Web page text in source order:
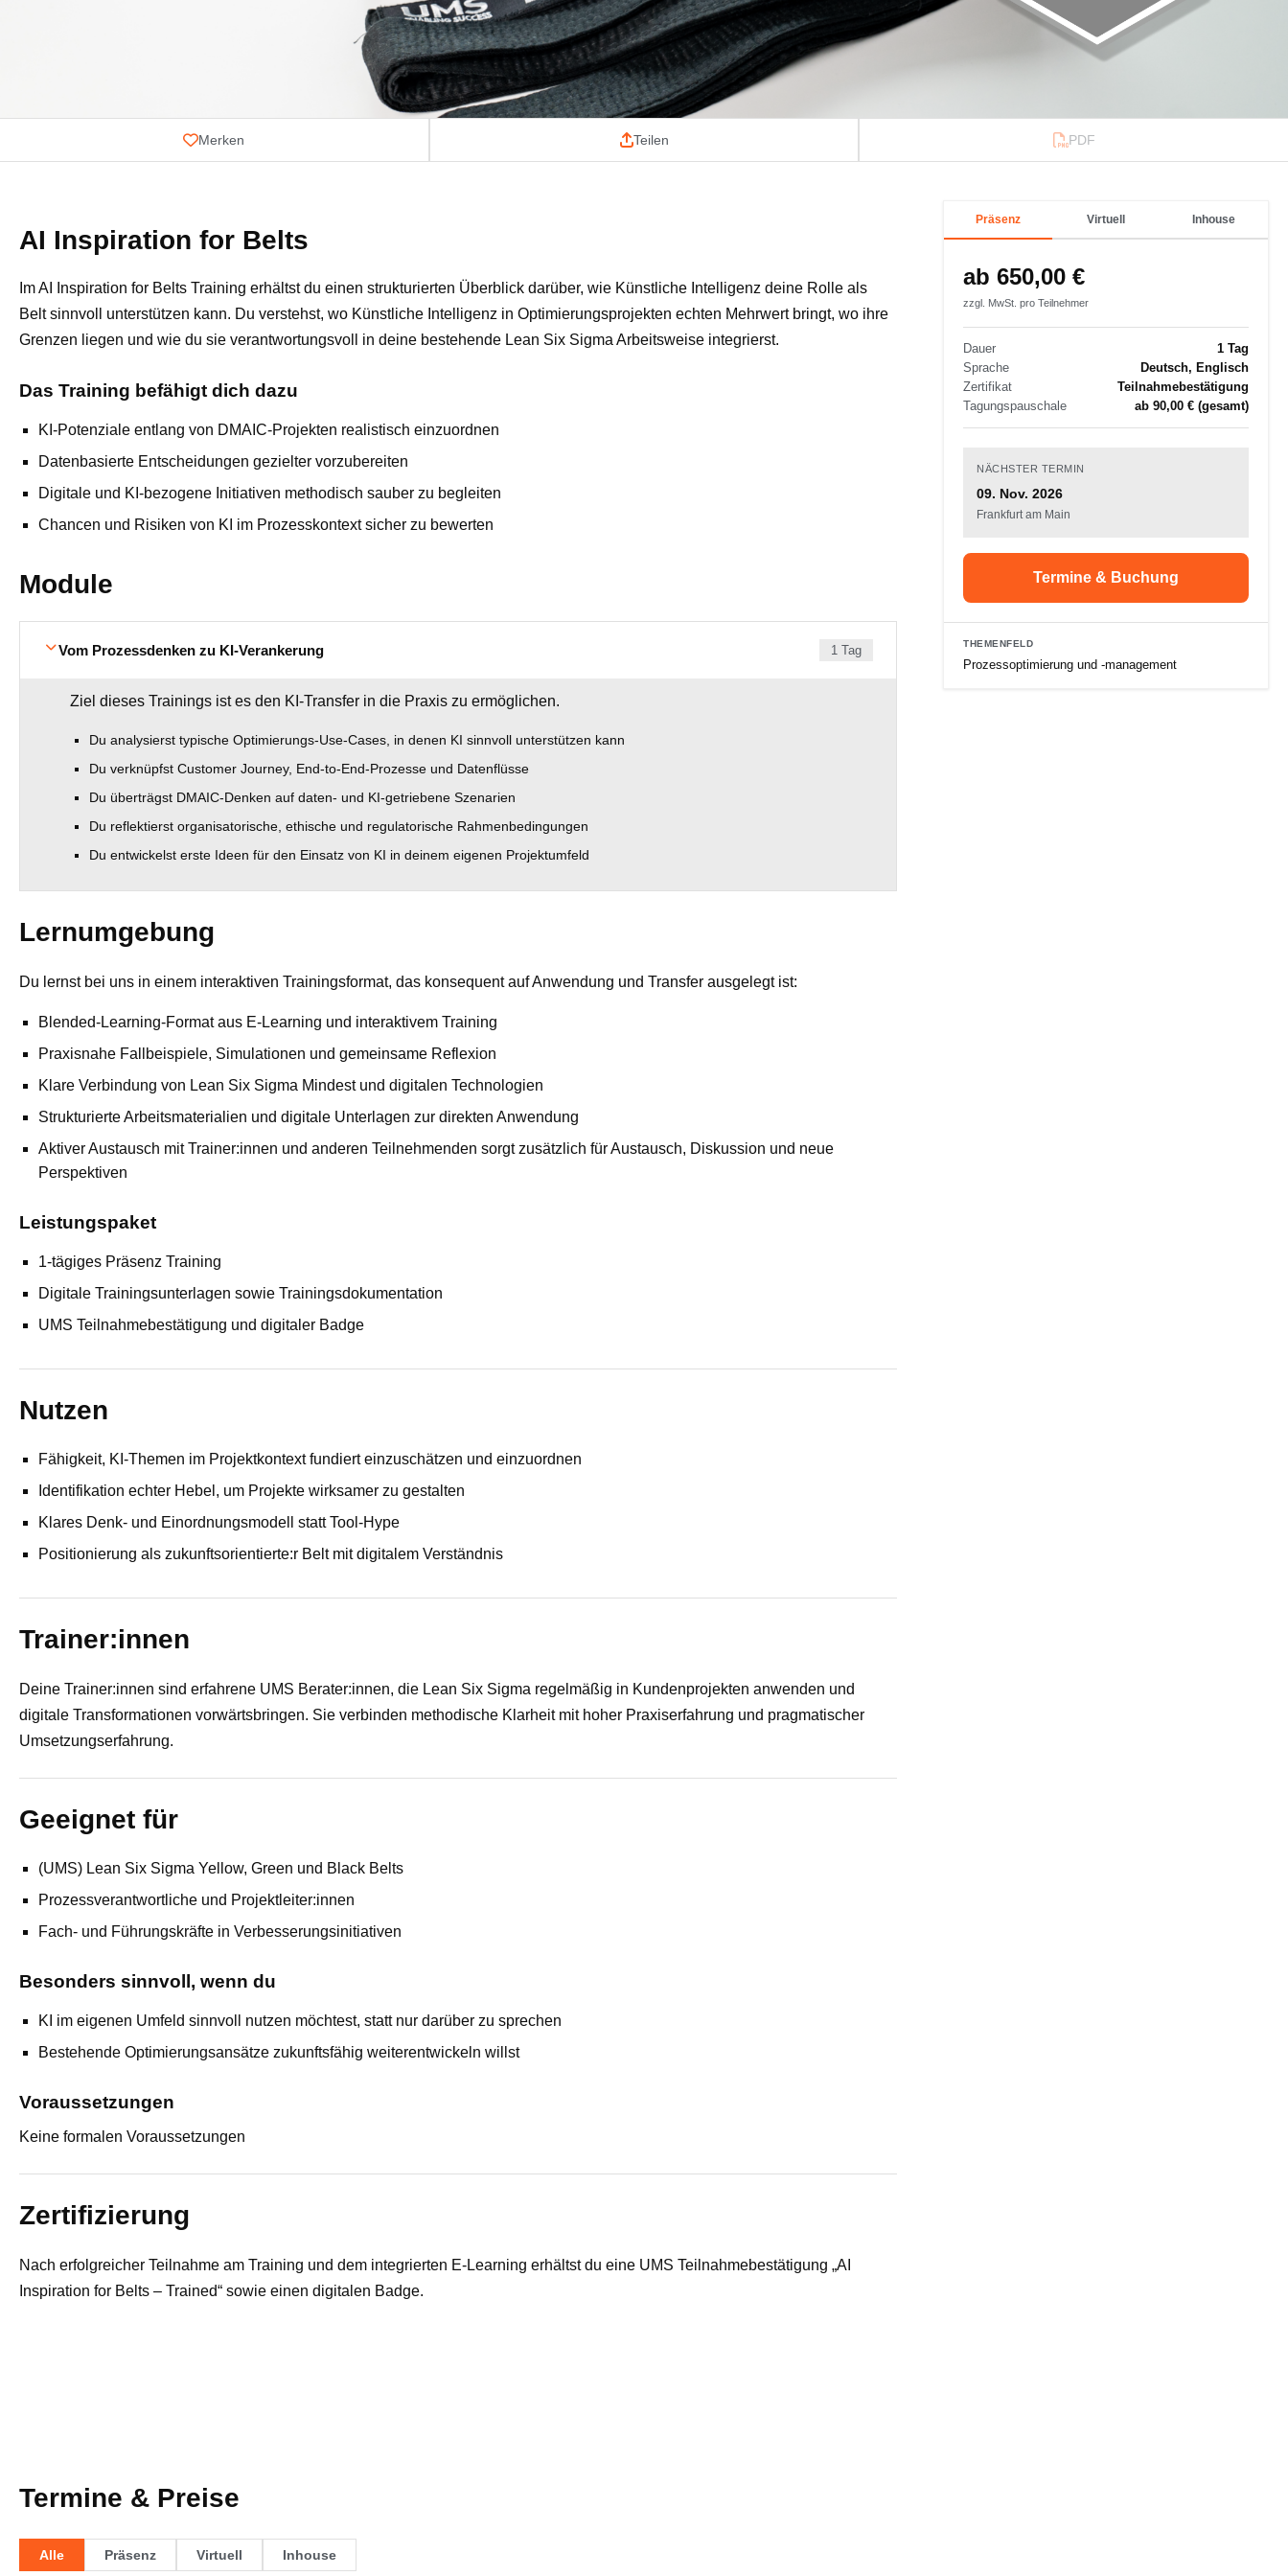
Merken Teilen PDF
AI Inspiration for Belts
Im AI Inspiration for Belts Training erhältst du einen strukturierten Überblick darüber, wie Künstliche Intelligenz deine Rolle als
Belt sinnvoll unterstützen kann. Du verstehst, wo Künstliche Intelligenz in Optimierungsprojekten echten Mehrwert bringt, wo ihre
Grenzen liegen und wie du sie verantwortungsvoll in deine bestehende Lean Six Sigma Arbeitsweise integrierst.
Das Training befähigt dich dazu
KI‑Potenziale entlang von DMAIC‑Projekten realistisch einzuordnen
Datenbasierte Entscheidungen gezielter vorzubereiten
Digitale und KI‑bezogene Initiativen methodisch sauber zu begleiten
Chancen und Risiken von KI im Prozesskontext sicher zu bewerten
Module
Vom Prozessdenken zu KI-Verankerung 1 Tag
Ziel dieses Trainings ist es den KI-Transfer in die Praxis zu ermöglichen.
Du analysierst typische Optimierungs‑Use‑Cases, in denen KI sinnvoll unterstützen kann
Du verknüpfst Customer Journey, End‑to‑End‑Prozesse und Datenflüsse
Du überträgst DMAIC‑Denken auf daten‑ und KI‑getriebene Szenarien
Du reflektierst organisatorische, ethische und regulatorische Rahmenbedingungen
Du entwickelst erste Ideen für den Einsatz von KI in deinem eigenen Projektumfeld
Lernumgebung
Du lernst bei uns in einem interaktiven Trainingsformat, das konsequent auf Anwendung und Transfer ausgelegt ist:
Blended‑Learning‑Format aus E‑Learning und interaktivem Training
Praxisnahe Fallbeispiele, Simulationen und gemeinsame Reflexion
Klare Verbindung von Lean Six Sigma Mindest und digitalen Technologien
Strukturierte Arbeitsmaterialien und digitale Unterlagen zur direkten Anwendung
Aktiver Austausch mit Trainer:innen und anderen Teilnehmenden sorgt zusätzlich für Austausch, Diskussion und neue
Perspektiven
Leistungspaket
1-tägiges Präsenz Training
Digitale Trainingsunterlagen sowie Trainingsdokumentation
UMS Teilnahmebestätigung und digitaler Badge
Nutzen
Fähigkeit, KI‑Themen im Projektkontext fundiert einzuschätzen und einzuordnen
Identifikation echter Hebel, um Projekte wirksamer zu gestalten
Klares Denk‑ und Einordnungsmodell statt Tool‑Hype
Positionierung als zukunftsorientierte:r Belt mit digitalem Verständnis
Trainer:innen
Deine Trainer:innen sind erfahrene UMS Berater:innen, die Lean Six Sigma regelmäßig in Kundenprojekten anwenden und
digitale Transformationen vorwärtsbringen. Sie verbinden methodische Klarheit mit hoher Praxiserfahrung und pragmatischer
Umsetzungserfahrung.
Geeignet für
(UMS) Lean Six Sigma Yellow, Green und Black Belts
Prozessverantwortliche und Projektleiter:innen
Fach‑ und Führungskräfte in Verbesserungsinitiativen
Besonders sinnvoll, wenn du
KI im eigenen Umfeld sinnvoll nutzen möchtest, statt nur darüber zu sprechen
Bestehende Optimierungsansätze zukunftsfähig weiterentwickeln willst
Voraussetzungen
Keine formalen Voraussetzungen
Zertifizierung
Nach erfolgreicher Teilnahme am Training und dem integrierten E‑Learning erhältst du eine UMS Teilnahmebestätigung „AI
Inspiration for Belts – Trained“ sowie einen digitalen Badge.
Präsenz Virtuell Inhouse
ab 650,00 €
zzgl. MwSt. pro Teilnehmer
Dauer
1 Tag
Sprache
Deutsch, Englisch
Zertifikat
Teilnahmebestätigung
Tagungspauschale
ab 90,00 € (gesamt)
NÄCHSTER TERMIN
09. Nov. 2026
Frankfurt am Main
Termine & Buchung
THEMENFELD
Prozessoptimierung und ‑management
Termine & Preise
Alle Präsenz Virtuell Inhouse